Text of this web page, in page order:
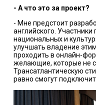
- А что это за проект?
- Мне предстоит
английского. Участники
национальных и
улучшать владение
проходить в онлайн-
желающие, которые не
Трансатлантическую
равно смогут